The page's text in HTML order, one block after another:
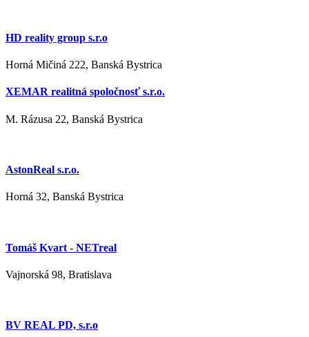
HD reality group s.r.o
Horná Mičiná 222, Banská Bystrica
XEMAR realitná spoločnosť s.r.o.
M. Rázusa 22, Banská Bystrica
AstonReal s.r.o.
Horná 32, Banská Bystrica
Tomáš Kvart - NETreal
Vajnorská 98, Bratislava
BV REAL PD, s.r.o